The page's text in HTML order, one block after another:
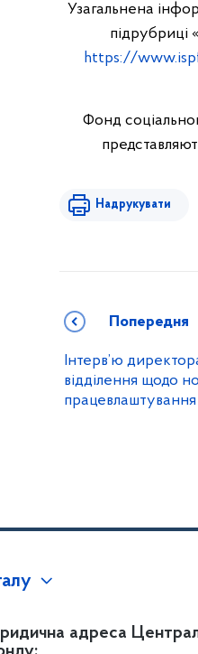
Узагальнена
підрубриці
https://
Фонд
Надрукувати
Попередня
Інтерв’ю
відділення щодо
працевлаштування
адреса